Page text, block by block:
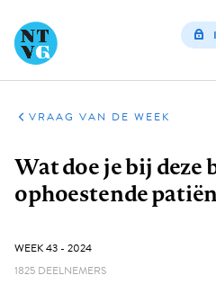
VRAAG VAN DE WEEK
Wat doe je bij deze
ophoestende
GEPUBLICEERD:
WEEK 43 - 2024
1825 DEELNEMERS